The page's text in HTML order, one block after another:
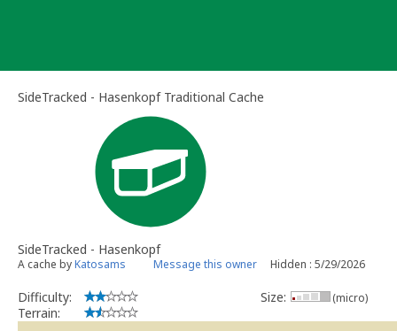
SideTracked - Hasenkopf Traditional Cache
SideTracked - Hasenkopf
A cache byKatosams Message this owner Hidden : 5/29/2026
Difficulty:
Terrain:
Size: (micro)